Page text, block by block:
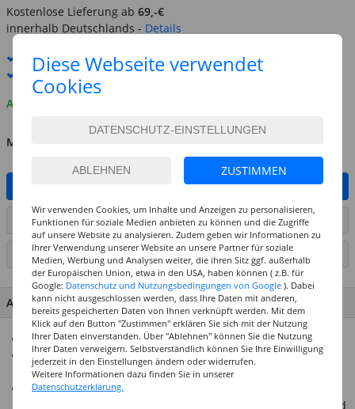
Kostenlose Lieferung ab 69,-€
innerhalb Deutschlands - Details
Standard-Lieferung 12. - 13. August
Premium-Lieferung verfügbar
Auf Lager
MENGE
IN DEN WARENKORB
ARTIKEL AUF WUNSCHLISTE SETZEN
SEITE DRUCKEN
ARTIKEL MERKMALE & DETAILS
Tube mit 36 ml Inhalt
Seidenmatte Acrylfarbe auf Wasserbasis, schnelltrocknend,
wetterfest, lichtecht, gut deckend und leicht vermalbar.
Sehr gute Haftung auf fett- und staubfreien Untergründen
aus Holz, MDF, Papier, Pappe, Stein, Terrakotta, Styropor und
Diese Webseite verwendet
Cookies
ZUSTIMMEN
Wir verwenden Cookies, um Inhalte und Anzeigen zu personalisieren,
Funktionen für soziale Medien anbieten zu können und die Zugriffe
auf unsere Website zu analysieren. Zudem geben wir Informationen zu
Ihrer Verwendung unserer Website an unsere Partner für soziale
Medien, Werbung und Analysen weiter, die ihren Sitz ggf. außerhalb
der Europäischen Union, etwa in den USA, haben können ( z.B. für
Google: Datenschutz und Nutzungsbedingungen von Google ). Dabei
kann nicht ausgeschlossen werden, dass Ihre Daten mit anderen,
bereits gespeicherten Daten von Ihnen verknüpft werden. Mit dem
Klick auf den Button "Zustimmen" erklären Sie sich mit der Nutzung
Ihrer Daten einverstanden. Über "Ablehnen" können Sie die Nutzung
Ihrer Daten verweigern. Selbstverständlich können Sie Ihre Einwilligung
jederzeit in den Einstellungen ändern oder widerrufen.
Weitere Informationen dazu finden Sie in unserer
Datenschutzerklärung.